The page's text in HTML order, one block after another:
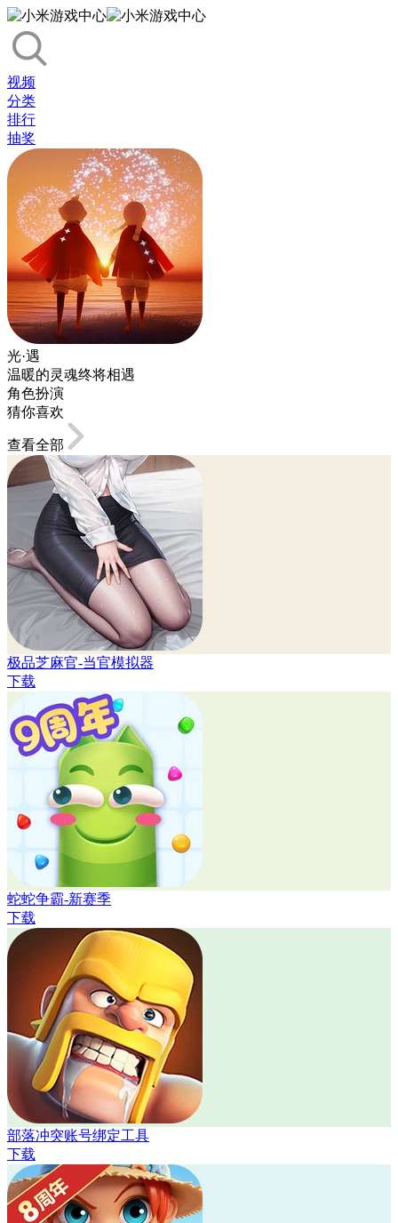
视频
分类
排行
抽奖
光·遇
温暖的灵魂终将相遇
角色扮演
猜你喜欢
查看全部
极品芝麻官-当官模拟器
下载
蛇蛇争霸-新赛季
下载
部落冲突账号绑定工具
下载